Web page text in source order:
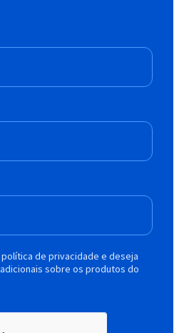
de privacidade e deseja
sobre os produtos do